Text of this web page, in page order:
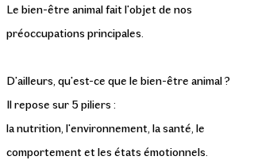
Le bien-être animal fait l'objet de nos
préoccupations principales.
D'ailleurs, qu'est-ce que le bien-être animal ?
Il repose sur 5 piliers :
la nutrition, l'environnement, la santé, le
comportement et les états émotionnels.